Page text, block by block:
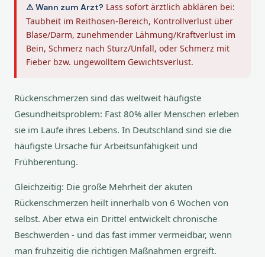
⚠ Wann zum Arzt? Lass sofort ärztlich abklären bei:
Taubheit im Reithosen-Bereich, Kontrollverlust über
Blase/Darm, zunehmender Lähmung/Kraftverlust im
Bein, Schmerz nach Sturz/Unfall, oder Schmerz mit
Fieber bzw. ungewolltem Gewichtsverlust.
Rückenschmerzen sind das weltweit häufigste
Gesundheitsproblem: Fast 80% aller Menschen erleben
sie im Laufe ihres Lebens. In Deutschland sind sie die
häufigste Ursache für Arbeitsunfähigkeit und
Frühberentung.
Gleichzeitig: Die große Mehrheit der akuten
Rückenschmerzen heilt innerhalb von 6 Wochen von
selbst. Aber etwa ein Drittel entwickelt chronische
Beschwerden - und das fast immer vermeidbar, wenn
man fruhzeitig die richtigen Maßnahmen ergreift.